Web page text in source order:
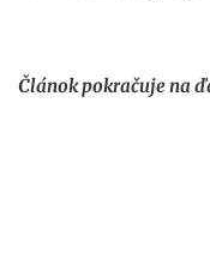
Článok pokračuje na